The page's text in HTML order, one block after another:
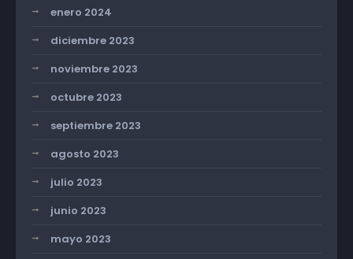
enero 2024
diciembre 2023
noviembre 2023
octubre 2023
septiembre 2023
agosto 2023
julio 2023
junio 2023
mayo 2023